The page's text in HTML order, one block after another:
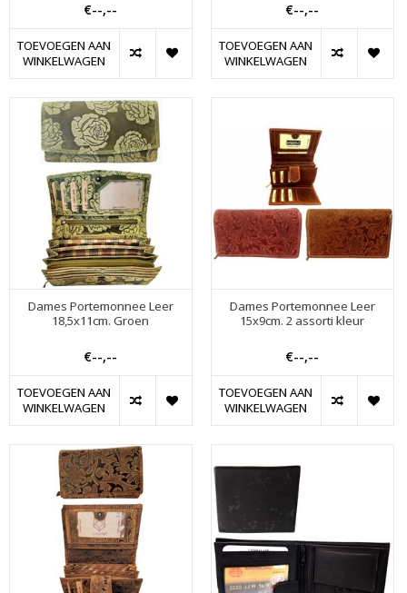
€--,--
TOEVOEGEN AAN
WINKELWAGEN
€--,--
TOEVOEGEN AAN
WINKELWAGEN
Dames Portemonnee Leer
18,5x11cm. Groen
€--,--
TOEVOEGEN AAN
WINKELWAGEN
Dames Portemonnee Leer
15x9cm. 2 assorti kleur
€--,--
TOEVOEGEN AAN
WINKELWAGEN